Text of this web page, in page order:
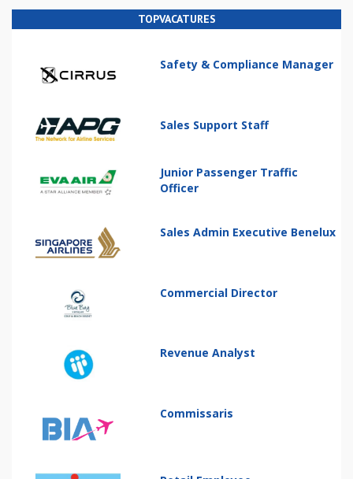
TOPVACATURES
Safety & Compliance Manager
Sales Support Staff
Junior Passenger Traffic
Officer
Sales Admin Executive Benelux
Commercial Director
Revenue Analyst
Commissaris